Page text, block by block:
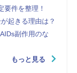
要件を整理！
起きる理由は？
副作用のな
もっと見る